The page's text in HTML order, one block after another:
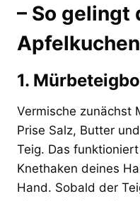
– So gelingt
Apfelkuchen
1.
Vermische zunächst
Prise Salz, Butter
Teig. Das
Knethaken deines
Hand. Sobald der